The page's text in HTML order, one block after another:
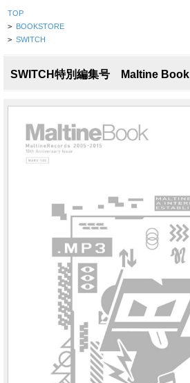
TOP
> BOOKSTORE
> SWITCH
SWITCH特別編集号 Maltine Book